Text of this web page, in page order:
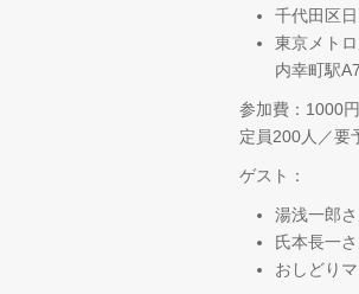
千代田区
東京メト
内幸町駅
参加費：1000
定員200人／要
ゲスト：
湯浅一郎
氏本長一
おしどり